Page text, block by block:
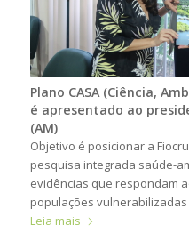
Plano CASA (Ciência,
é apresentado ao
(AM)
Objetivo é posicionar a
pesquisa integrada saúde-
evidências que respondam
populações
Leia mais